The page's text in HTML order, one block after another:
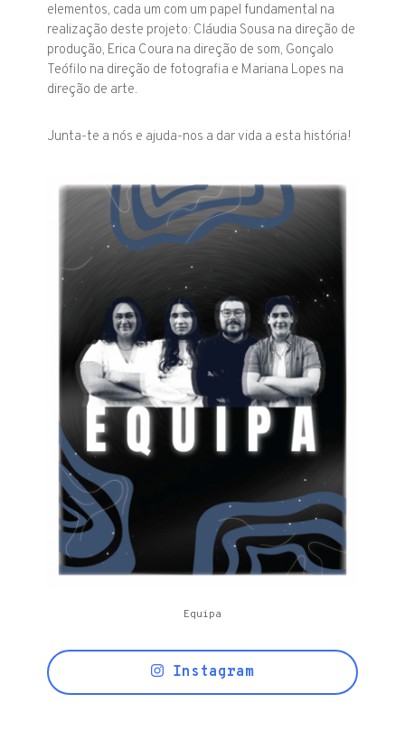
elementos, cada um com um papel fundamental na
realização deste projeto: Cláudia Sousa na direção de
produção, Erica Coura na direção de som, Gonçalo
Teófilo na direção de fotografia e Mariana Lopes na
direção de arte.
Junta-te a nós e ajuda-nos a dar vida a esta história!
Equipa
Instagram